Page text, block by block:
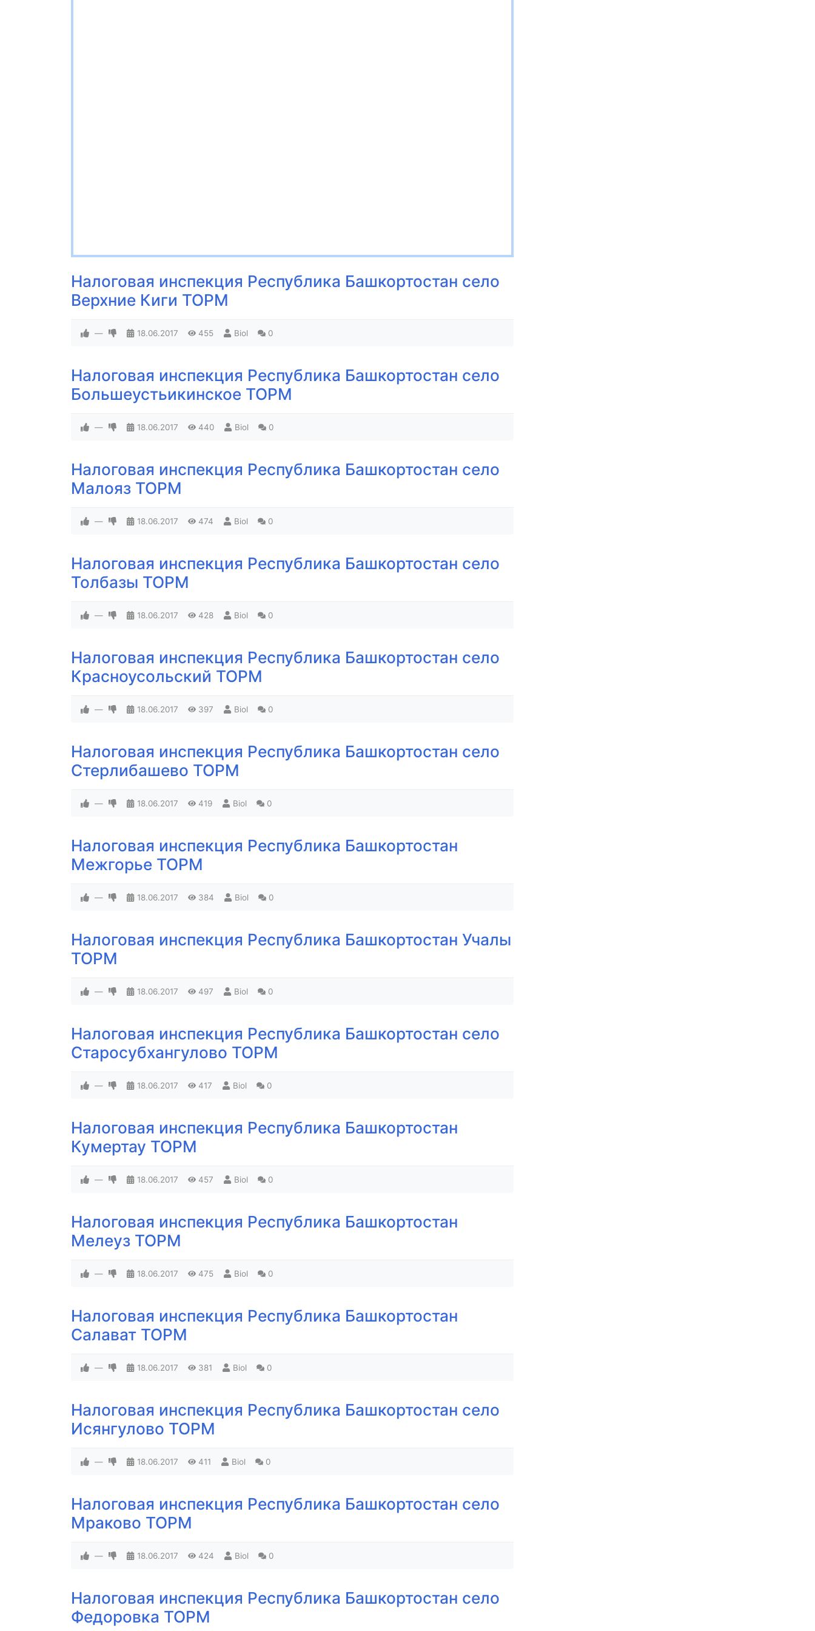
Налоговая инспекция Республика Башкортостан село
Верхние Киги ТОРМ
— 18.06.2017 455 Biol 0
Налоговая инспекция Республика Башкортостан село
Большеустьикинское ТОРМ
— 18.06.2017 440 Biol 0
Налоговая инспекция Республика Башкортостан село
Малояз ТОРМ
— 18.06.2017 474 Biol 0
Налоговая инспекция Республика Башкортостан село
Толбазы ТОРМ
— 18.06.2017 428 Biol 0
Налоговая инспекция Республика Башкортостан село
Красноусольский ТОРМ
— 18.06.2017 397 Biol 0
Налоговая инспекция Республика Башкортостан село
Стерлибашево ТОРМ
— 18.06.2017 419 Biol 0
Налоговая инспекция Республика Башкортостан
Межгорье ТОРМ
— 18.06.2017 384 Biol 0
Налоговая инспекция Республика Башкортостан Учалы
ТОРМ
— 18.06.2017 497 Biol 0
Налоговая инспекция Республика Башкортостан село
Старосубхангулово ТОРМ
— 18.06.2017 417 Biol 0
Налоговая инспекция Республика Башкортостан
Кумертау ТОРМ
— 18.06.2017 457 Biol 0
Налоговая инспекция Республика Башкортостан
Мелеуз ТОРМ
— 18.06.2017 475 Biol 0
Налоговая инспекция Республика Башкортостан
Салават ТОРМ
— 18.06.2017 381 Biol 0
Налоговая инспекция Республика Башкортостан село
Исянгулово ТОРМ
— 18.06.2017 411 Biol 0
Налоговая инспекция Республика Башкортостан село
Мраково ТОРМ
— 18.06.2017 424 Biol 0
Налоговая инспекция Республика Башкортостан село
Федоровка ТОРМ